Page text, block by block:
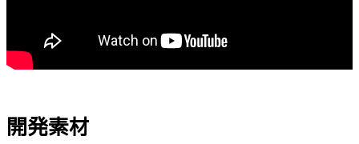
開発素材